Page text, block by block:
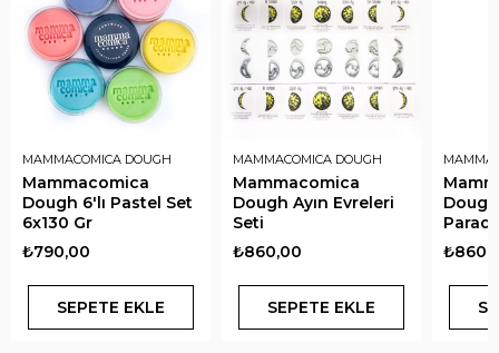
MAMMACOMICA DOUGH
Mammacomica
Dough 6'lı Pastel Set
6x130 Gr
₺790,00
SEPETE EKLE
MAMMACOMICA DOUGH
Mammacomica
Dough Ayın Evreleri
Seti
₺860,00
SEPETE EKLE